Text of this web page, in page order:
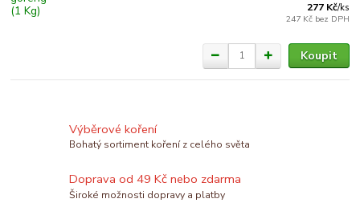
277 Kč/ks
247 Kč bez DPH
Koupit
Výběrové koření
Bohatý sortiment koření z celého světa
Doprava od 49 Kč nebo zdarma
Široké možnosti dopravy a platby